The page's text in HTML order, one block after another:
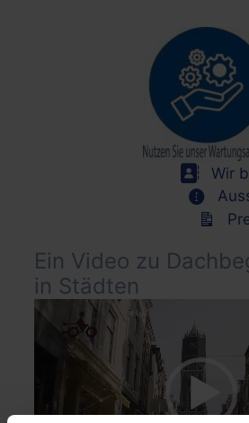
Wir
Ein Video zu
in Städten
Video-
Player